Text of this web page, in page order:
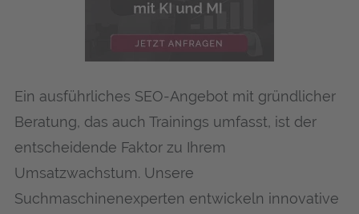
Ein ausführliches SEO-Angebot mit gründlicher
Beratung, das auch Trainings umfasst, ist der
entscheidende Faktor zu Ihrem
Umsatzwachstum. Unsere
Suchmaschinenexperten entwickeln innovative